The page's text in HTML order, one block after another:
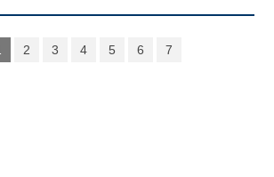
2 3 4 5 6
7